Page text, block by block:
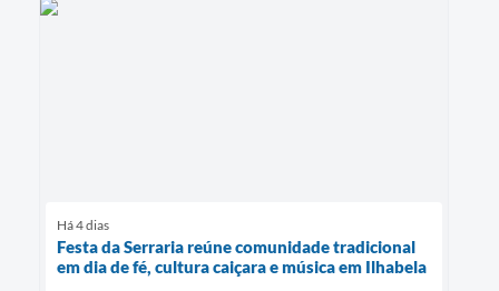
Há 4 dias
Festa da Serraria reúne comunidade tradicional
em dia de fé, cultura caiçara e música em Ilhabela